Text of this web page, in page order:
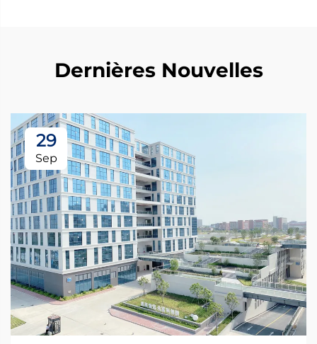
Dernières Nouvelles
29
Sep